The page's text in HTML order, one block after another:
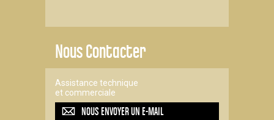
Nous Contacter
Assistance technique
et commerciale
NOUS ENVOYER UNE-MAIL